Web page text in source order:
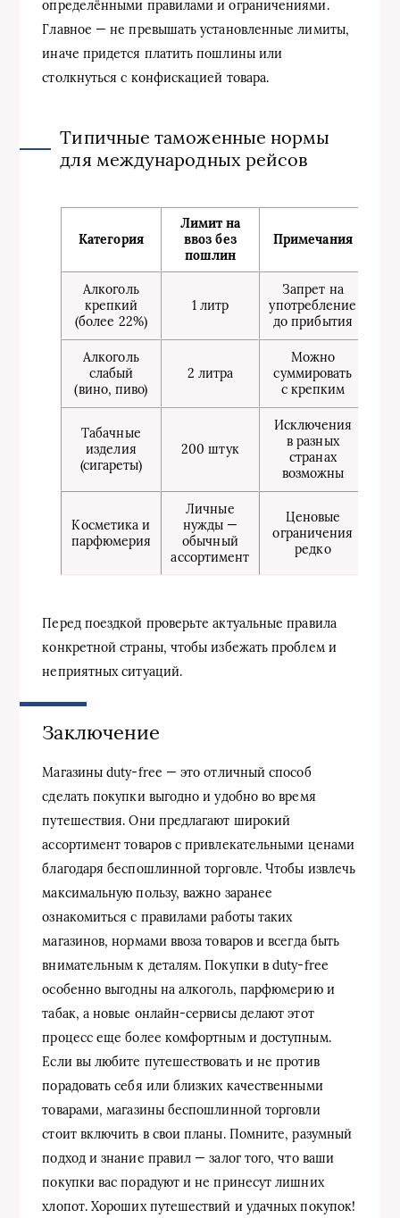
определёнными правилами и ограничениями.
Главное — не превышать установленные лимиты,
иначе придется платить пошлины или
столкнуться с конфискацией товара.
Типичные таможенные нормы
для международных рейсов
Категория
Лимит на
ввоз без
пошлин
Примечания
Алкоголь
крепкий
(более 22%)
1 литр
Запрет на
употребление
до прибытия
Алкоголь
слабый
(вино, пиво)
2 литра
Можно
суммировать
с крепким
Табачные
изделия
(сигареты)
200 штук
Исключения
в разных
странах
возможны
Косметика и
парфюмерия
Личные
нужды —
обычный
ассортимент
Ценовые
ограничения
редко
Перед поездкой проверьте актуальные правила
конкретной страны, чтобы избежать проблем и
неприятных ситуаций.
Заключение
Магазины duty-free — это отличный способ
сделать покупки выгодно и удобно во время
путешествия. Они предлагают широкий
ассортимент товаров с привлекательными ценами
благодаря беспошлинной торговле. Чтобы извлечь
максимальную пользу, важно заранее
ознакомиться с правилами работы таких
магазинов, нормами ввоза товаров и всегда быть
внимательным к деталям. Покупки в duty-free
особенно выгодны на алкоголь, парфюмерию и
табак, а новые онлайн-сервисы делают этот
процесс еще более комфортным и доступным.
Если вы любите путешествовать и не против
порадовать себя или близких качественными
товарами, магазины беспошлинной торговли
стоит включить в свои планы. Помните, разумный
подход и знание правил — залог того, что ваши
покупки вас порадуют и не принесут лишних
хлопот. Хороших путешествий и удачных покупок!